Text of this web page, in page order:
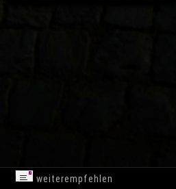
weiterempfehlen